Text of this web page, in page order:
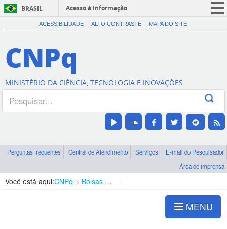
BRASIL
Acesso à informação
CORONAVÍRUS (COVID-19)
Canais
ACESSIBILIDADE ALTO CONTRASTE MAPA DO SITE
CNPq
MINISTÉRIO DA CIÊNCIA, TECNOLOGIA E INOVAÇÕES
Perguntas frequentes Central de Atendimento Serviços
E-mail do Pesquisador
Área de imprensa
Você está aqui:CNPq Bolsas e Auxílios Vigentes
MENU